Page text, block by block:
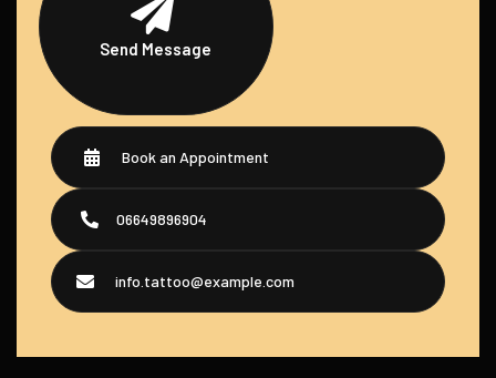
Send Message
Book an Appointment
06649896904
info.tattoo@example.com